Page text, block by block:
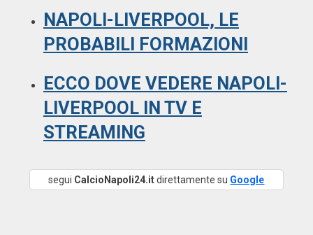
NAPOLI-LIVERPOOL, LE
PROBABILI FORMAZIONI
ECCO DOVE VEDERE NAPOLI-
LIVERPOOL IN TV E
STREAMING
segui CalcioNapoli24.itdirettamente su Google